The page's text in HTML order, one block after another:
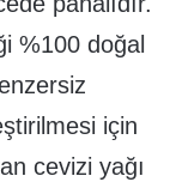
%100 doğal
için
cevizi yağı